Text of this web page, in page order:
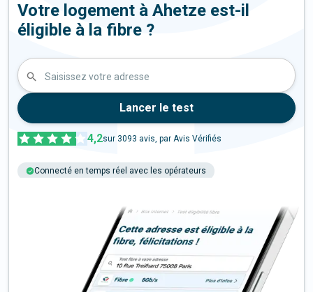
Votre logement à Ahetze est-il
éligible à la fibre ?
Saisissez votre adresse
Lancer le test
4,2sur 3093 avis, par Avis Vérifiés
Connecté en temps réel avec les opérateurs